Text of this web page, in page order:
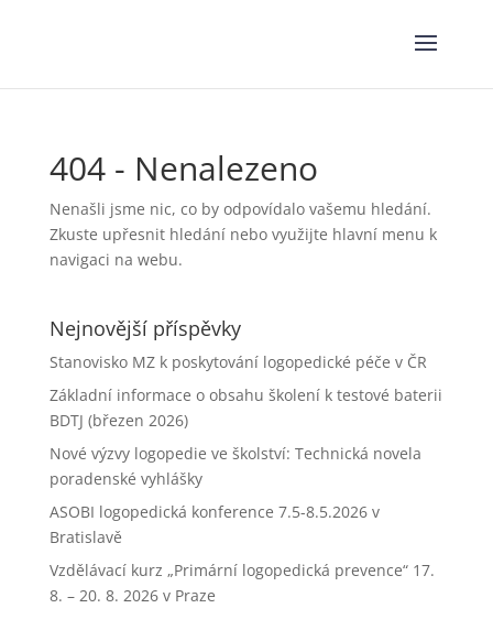
404 - Nenalezeno
Nenašli jsme nic, co by odpovídalo vašemu hledání.
Zkuste upřesnit hledání nebo využijte hlavní menu k
navigaci na webu.
Nejnovější příspěvky
Stanovisko MZ k poskytování logopedické péče v ČR
Základní informace o obsahu školení k testové baterii
BDTJ (březen 2026)
Nové výzvy logopedie ve školství: Technická novela
poradenské vyhlášky
ASOBI logopedická konference 7.5-8.5.2026 v
Bratislavě
Vzdělávací kurz „Primární logopedická prevence“ 17.
8. – 20. 8. 2026 v Praze